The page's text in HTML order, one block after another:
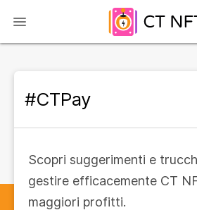
#CTPay
Scopri suggerimenti e
gestire efficacemente CT
maggiori profitti.